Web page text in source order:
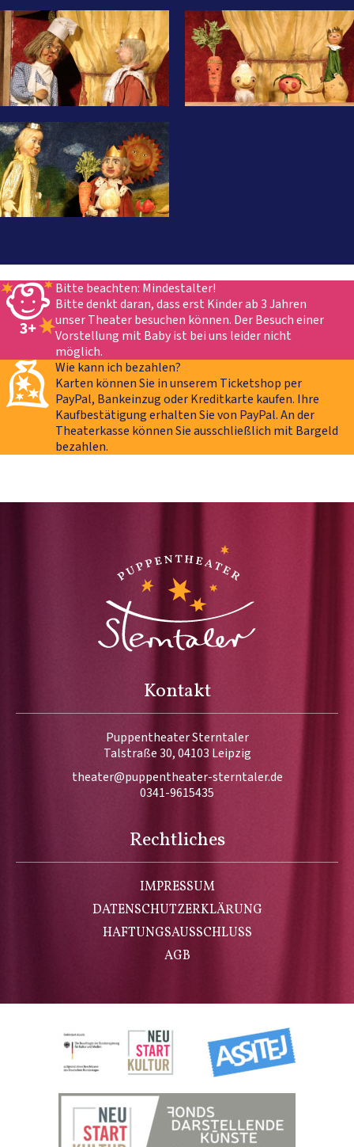
Bitte beachten: Mindestalter!
Bitte denkt daran, dass erst Kinder ab 3 Jahren
unser Theater besuchen können. Der Besuch einer
Vorstellung mit Baby ist bei uns leider nicht
möglich.
Wie kann ich bezahlen?
Karten können Sie in unserem Ticketshop per
PayPal, Bankeinzug oder Kreditkarte kaufen. Ihre
Kaufbestätigung erhalten Sie von PayPal. An der
Theater­kasse können Sie ausschließlich mit Bargeld
bezahlen.
Kontakt
Puppentheater Sterntaler
Talstraße 30, 04103 Leipzig
theater@puppentheater-sterntaler.de
0341-9615435
Rechtliches
IMPRESSUM
DATENSCHUTZERKLÄRUNG
HAFTUNGSAUSSCHLUSS
AGB